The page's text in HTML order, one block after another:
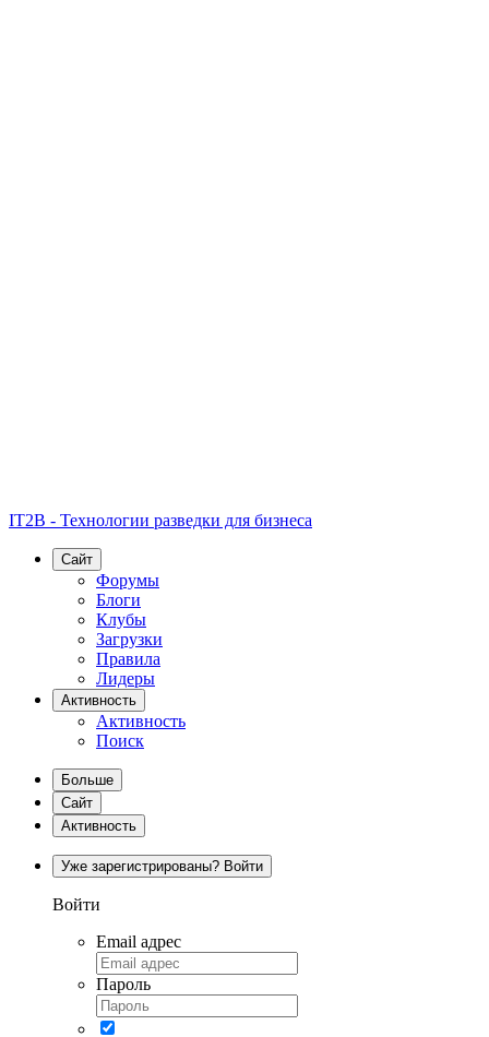
IT2B - Технологии разведки для бизнеса
Сайт
Форумы
Блоги
Клубы
Загрузки
Правила
Лидеры
Активность
Активность
Поиск
Больше
Сайт
Активность
Уже зарегистрированы? Войти
Войти
Email адрес
Пароль